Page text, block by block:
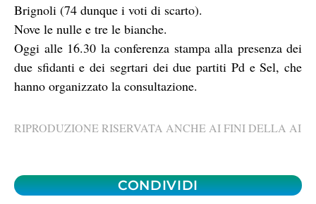
Brignoli (74 dunque i voti di scarto).
Nove le nulle e tre le bianche.
Oggi alle 16.30 la conferenza stampa alla presenza dei
due sfidanti e dei segrtari dei due partiti Pd e Sel, che
hanno organizzato la consultazione.
RIPRODUZIONE RISERVATA ANCHE AI FINI DELLA AI
CONDIVIDI